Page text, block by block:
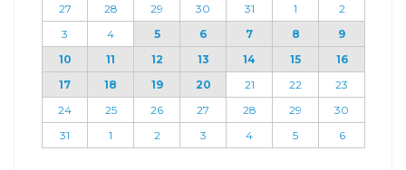
27
28 29 30 31 1
2
3
4 5 6 7 8
9
10
11 12 13 14 15
16
17
18 19 20 21 22
23
24
25 26 27 28 29
30
31
1 2 3 4 5 6